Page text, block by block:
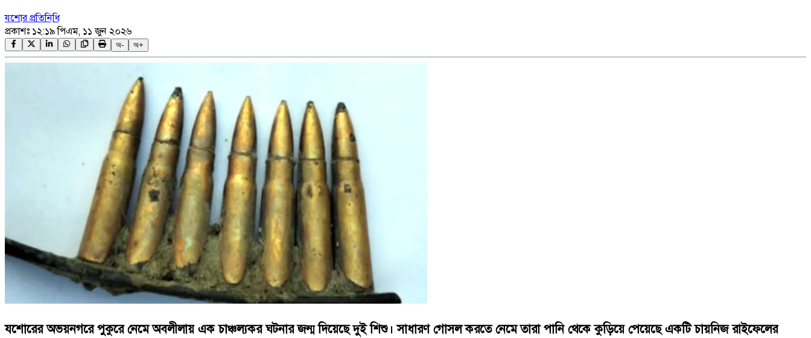
যশোর প্রতিনিধি
প্রকাশঃ ১২:১৯ পিএম, ১১ জুন ২০২৬
অ- অ+
যশোরের অভয়নগরে পুকুরে নেমে অবলীলায় এক চাঞ্চল্যকর ঘটনার জন্ম দিয়েছে দুই শিশু। সাধারণ গোসল করতে নেমে তারা পানি থেকে কুড়িয়ে পেয়েছে একটি চায়নিজ রাইফেলের